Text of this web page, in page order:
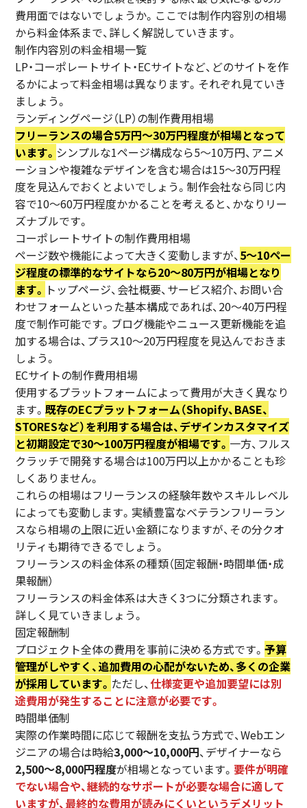
費用面ではないでしょうか。ここでは制作内容別の相場
から料金体系まで、詳しく解説していきます。
制作内容別の料金相場一覧
LP・コーポレートサイト・ECサイトなど、どのサイトを作
るかによって料金相場は異なります。それぞれ見ていき
ましょう。
ランディングページ（LP）の制作費用相場
フリーランスの場合5万円〜30万円程度が相場となって
います。 シンプルな1ページ構成なら5〜10万円、アニメ
ーションや複雑なデザインを含む場合は15〜30万円程
度を見込んでおくとよいでしょう。制作会社なら同じ内
容で10〜60万円程度かかることを考えると、かなりリー
ズナブルです。
コーポレートサイトの制作費用相場
ページ数や機能によって大きく変動しますが、5〜10ペー
ジ程度の標準的なサイトなら20〜80万円が相場となり
ます。 トップページ、会社概要、サービス紹介、お問い合
わせフォームといった基本構成であれば、20〜40万円程
度で制作可能です。ブログ機能やニュース更新機能を追
加する場合は、プラス10〜20万円程度を見込んでおきま
しょう。
ECサイトの制作費用相場
使用するプラットフォームによって費用が大きく異なり
ます。既存のECプラットフォーム（Shopify、BASE、
STORESなど）を利用する場合は、デザインカスタマイズ
と初期設定で30〜100万円程度が相場です。 一方、フルス
クラッチで開発する場合は100万円以上かかることも珍
しくありません。
これらの相場はフリーランスの経験年数やスキルレベル
によっても変動します。実績豊富なベテランフリーラン
スなら相場の上限に近い金額になりますが、その分クオ
リティも期待できるでしょう。
フリーランスの料金体系の種類（固定報酬・時間単価・成
果報酬）
フリーランスの料金体系は大きく3つに分類されます。
詳しく見ていきましょう。
固定報酬制
プロジェクト全体の費用を事前に決める方式です。予算
管理がしやすく、追加費用の心配がないため、多くの企業
が採用しています。 ただし、仕様変更や追加要望には別
途費用が発生することに注意が必要です。
時間単価制
実際の作業時間に応じて報酬を支払う方式で、Webエン
ジニアの場合は時給3,000〜10,000円、デザイナーなら
2,500〜8,000円程度が相場となっています。 要件が明確
でない場合や、継続的なサポートが必要な場合に適して
いますが、最終的な費用が読みにくいというデメリット